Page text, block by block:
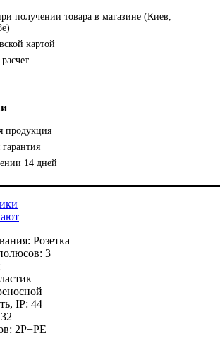
получении товара в магазине (Киев,
картой
продукция
14 дней
Розетка
3
IP: 44
32
2P+PE